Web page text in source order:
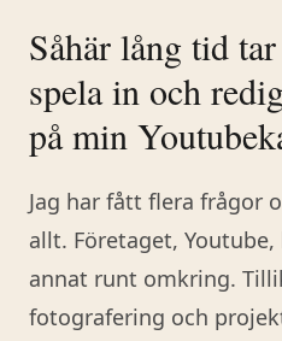
Såhär lång tid
spela in och
på min
Jag har fått flera frågor
allt. Företaget,
annat runt omkring.
fotografering och